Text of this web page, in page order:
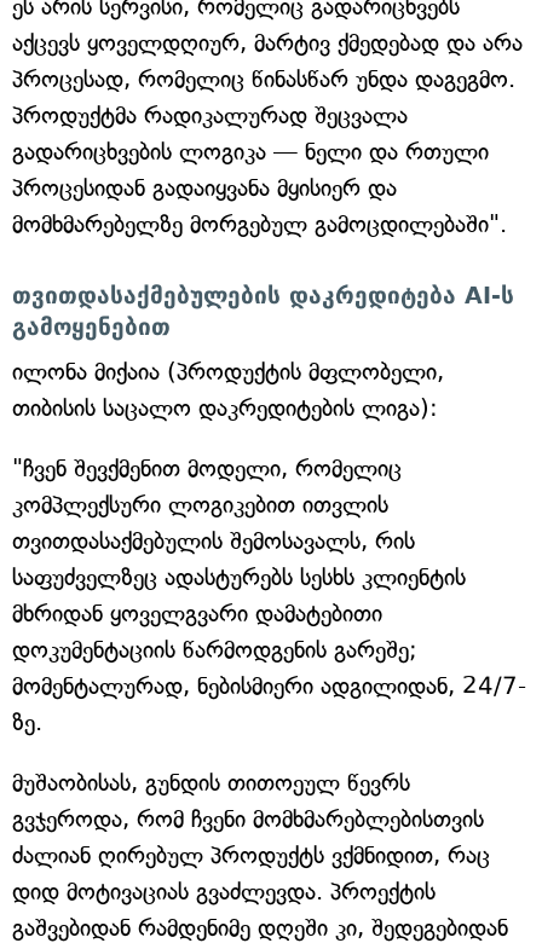
ეს არის სერვისი, რომელიც გადარიცხვებს
აქცევს ყოველდღიურ, მარტივ ქმედებად და არა
პროცესად, რომელიც წინასწარ უნდა დაგეგმო.
პროდუქტმა რადიკალურად შეცვალა
გადარიცხვების ლოგიკა — ნელი და რთული
პროცესიდან გადაიყვანა მყისიერ და
მომხმარებელზე მორგებულ გამოცდილებაში".
თვითდასაქმებულების დაკრედიტება AI-ს
გამოყენებით
ილონა მიქაია (პროდუქტის მფლობელი,
თიბისის საცალო დაკრედიტების ლიგა):
"ჩვენ შევქმენით მოდელი, რომელიც
კომპლექსური ლოგიკებით ითვლის
თვითდასაქმებულის შემოსავალს, რის
საფუძველზეც ადასტურებს სესხს კლიენტის
მხრიდან ყოველგვარი დამატებითი
დოკუმენტაციის წარმოდგენის გარეშე;
მომენტალურად, ნებისმიერი ადგილიდან, 24/7-
ზე.
მუშაობისას, გუნდის თითოეულ წევრს
გვჯეროდა, რომ ჩვენი მომხმარებლებისთვის
ძალიან ღირებულ პროდუქტს ვქმნიდით, რაც
დიდ მოტივაციას გვაძლევდა. პროექტის
გაშვებიდან რამდენიმე დღეში კი, შედეგებიდან